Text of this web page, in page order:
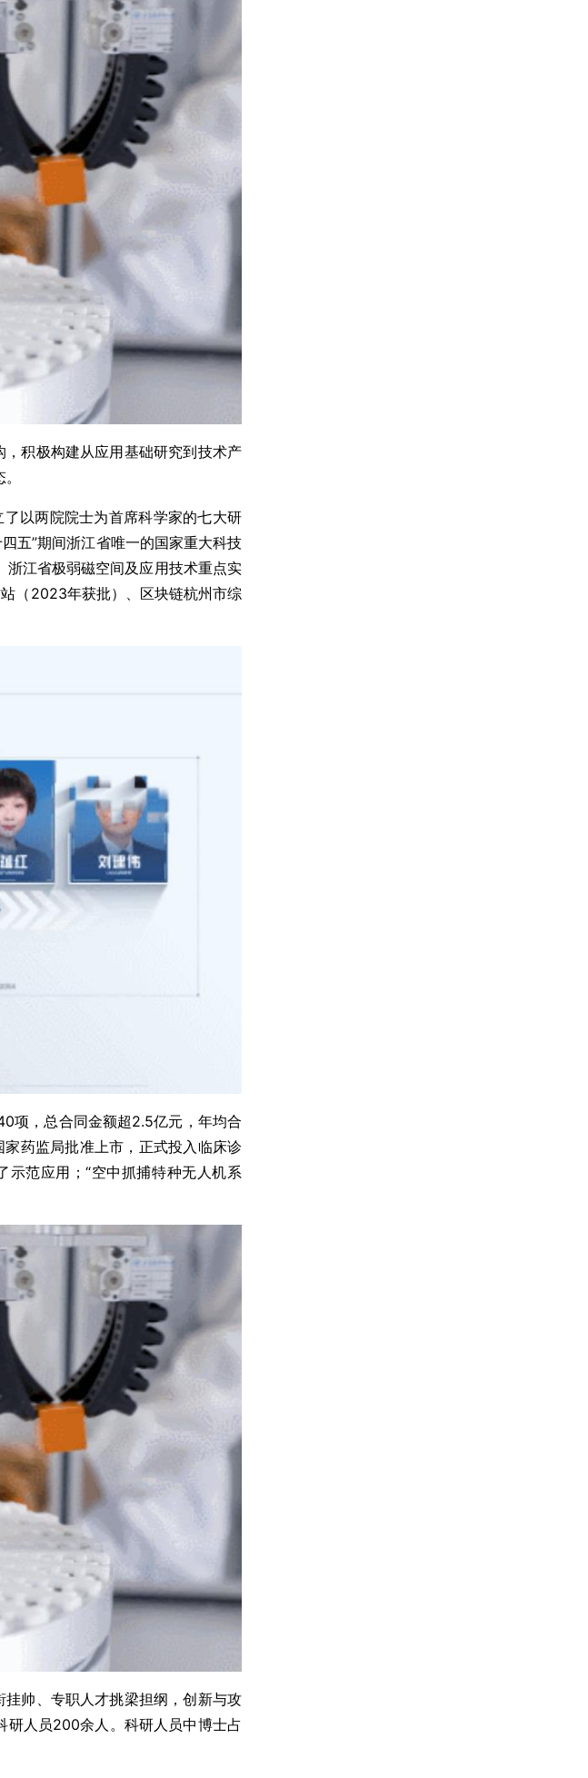
积极构建从应用基础研究到技术产
以两院院士为首席科学家的七大研
五”期间浙江省唯一的国家重大科技
江省极弱磁空间及应用技术重点实
（2023年获批）、区块链杭州市综
项，总合同金额超2.5亿元，年均合
药监局批准上市，正式投入临床诊
示范应用；“空中抓捕特种无人机系
帅、专职人才挑梁担纲，创新与攻
研人员200余人。科研人员中博士占